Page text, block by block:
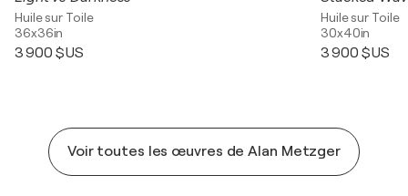
Huile sur Toile
36x36in
3 900 $US
Huile sur Toile
30x40in
3 900 $US
Voir toutes les œuvres de Alan Metzger